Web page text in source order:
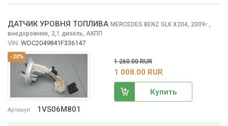
-20%
Артикул 1VS06M801
ДАТЧИК УРОВНЯ ТОПЛИВА MERCEDES BENZ GLK X204, 2009г.,
внедорожник, 2,1 дизель, АКПП
VIN: WDC2049841F336147
1 260.00 RUR
1 008.00 RUR
Купить